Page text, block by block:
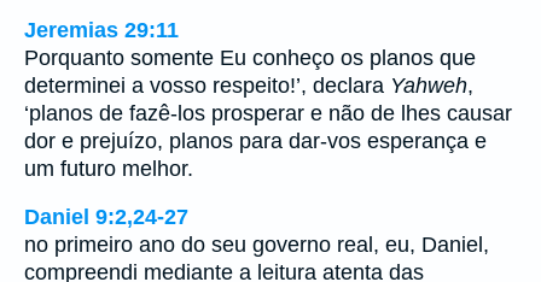
Jeremias 29:11
Porquanto somente Eu conheço os planos que
determinei a vosso respeito!’, declara Yahweh,
‘planos de fazê-los prosperar e não de lhes causar
dor e prejuízo, planos para dar-vos esperança e
um futuro melhor.
Daniel 9:2,24-27
no primeiro ano do seu governo real, eu, Daniel,
compreendi mediante a leitura atenta das